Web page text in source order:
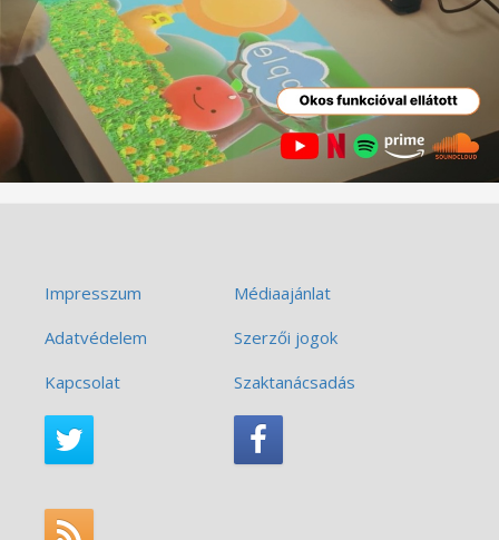
Impresszum
Médiaajánlat
Adatvédelem
Szerzői jogok
Kapcsolat
Szaktanácsadás